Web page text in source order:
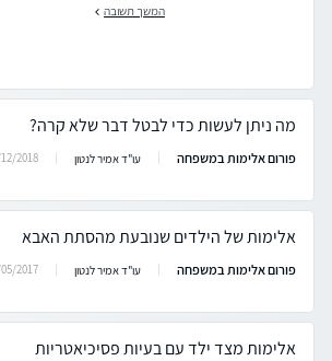
המשך תשובה
מה ניתן לעשות כדי לבטל דבר שלא קרה?
פורום אלימות במשפחה עו"ד אמיר לנטון 2018
אלימות של הילדים שנובעת מהסתת האבא
פורום אלימות במשפחה עו"ד אמיר לנטון 2017
אלימות מצד ילד עם בעיות פסיכיאטריות